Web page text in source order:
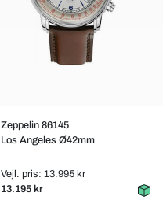
Zeppelin 86145
Los Angeles Ø42mm
Vejl. pris: 13.995 kr
13.195 kr